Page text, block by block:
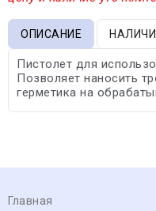
ОПИСАНИЕ
Пистолет для
Позволяет наносить
герметика на
Главная